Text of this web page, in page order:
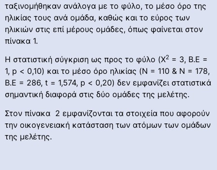
ταξινομήθηκαν ανάλογα με το φύλο, το μέσο όρο της
ηλικίας τους ανά ομάδα, καθώς και το εύρος των
ηλικιών στις επί μέρους ομάδες, όπως φαίνεται στον
πίνακα 1.
Η στατιστική σύγκριση ως προς το φύλο (Χ2 = 3, Β.Ε =
1, p < 0,10) και το μέσο όρο ηλικίας (Ν = 110 & Ν = 178,
Β.Ε = 286, t = 1,574, p < 0,20) δεν εμφανίζει στατιστικά
σημαντική διαφορά στις δύο ομάδες της μελέτης.
Στον πίνακα 2 εμφανίζονται τα στοιχεία που αφορούν
την οικογενειακή κατάσταση των ατόμων των ομάδων
της μελέτης.